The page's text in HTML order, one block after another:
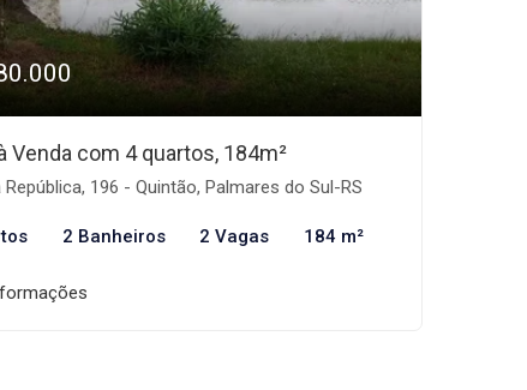
Venda com 4 quartos, 184m²
República, 196 - Quintão, Palmares do Sul-RS
2 Banheiros 2 Vagas 184 m²